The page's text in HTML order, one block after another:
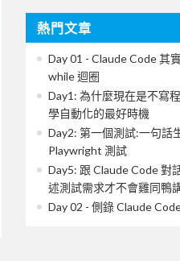
熱門文章
Day 01 - Claude Code 其
while 迴圈
Day1: 為什麼現在是不寫
學自動化的最好時機
Day2: 第一個測試:一句話
Playwright 測試
Day5: 跟 Claude Code 對
述測試需求才不會雞同鴨
Day 02 - 側錄 Claude Code